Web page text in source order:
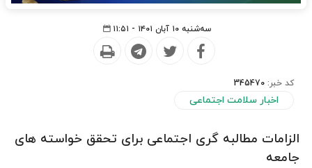
سه‌شنبه ۱۰ آبان ۱۴۰۱ - ۱۱:۵۱
کد خبر: 345470
اخبار سلامت اجتماعی
الزامات مطالبه گری اجتماعی برای تحقق خواسته های
جامعه